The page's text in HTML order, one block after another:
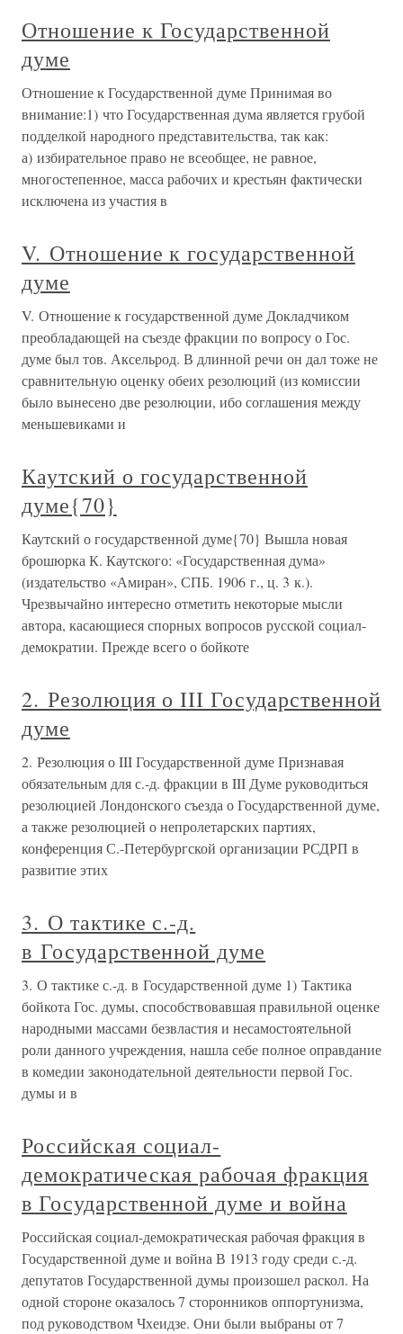
Отношение к Государственной
думе
Отношение к Государственной думе Принимая во
внимание:1) что Государственная дума является грубой
подделкой народного представительства, так как:
а) избирательное право не всеобщее, не равное,
многостепенное, масса рабочих и крестьян фактически
исключена из участия в
V. Отношение к государственной
думе
V. Отношение к государственной думе Докладчиком
преобладающей на съезде фракции по вопросу о Гос.
думе был тов. Аксельрод. В длинной речи он дал тоже не
сравнительную оценку обеих резолюций (из комиссии
было вынесено две резолюции, ибо соглашения между
меньшевиками и
Каутский о государственной
думе{70}
Каутский о государственной думе{70} Вышла новая
брошюрка К. Каутского: «Государственная дума»
(издательство «Амиран», СПБ. 1906 г., ц. 3 к.).
Чрезвычайно интересно отметить некоторые мысли
автора, касающиеся спорных вопросов русской социал-
демократии. Прежде всего о бойкоте
2. Резолюция о III Государственной
думе
2. Резолюция о III Государственной думе Признавая
обязательным для с.-д. фракции в III Думе руководиться
резолюцией Лондонского съезда о Государственной думе,
а также резолюцией о непролетарских партиях,
конференция С.-Петербургской организации РСДРП в
развитие этих
3. О тактике с.-д.
в Государственной думе
3. О тактике с.-д. в Государственной думе 1) Тактика
бойкота Гос. думы, способствовавшая правильной оценке
народными массами безвластия и несамостоятельной
роли данного учреждения, нашла себе полное оправдание
в комедии законодательной деятельности первой Гос.
думы и в
Российская социал-
демократическая рабочая фракция
в Государственной думе и война
Российская социал-демократическая рабочая фракция в
Государственной думе и война В 1913 году среди с.-д.
депутатов Государственной думы произошел раскол. На
одной стороне оказалось 7 сторонников оппортунизма,
под руководством Чхеидзе. Они были выбраны от 7